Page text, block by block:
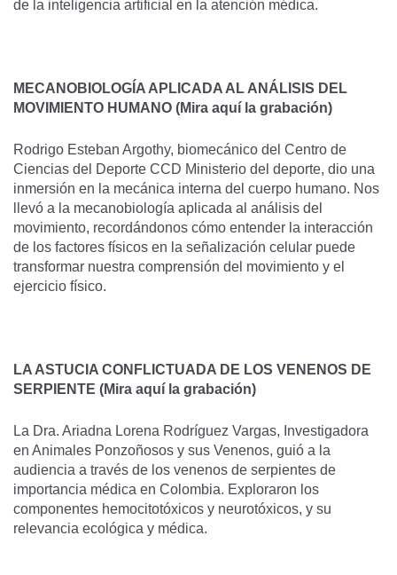
de la inteligencia artificial en la atención médica.
MECANOBIOLOGÍA APLICADA AL ANÁLISIS DEL
MOVIMIENTO HUMANO (Mira aquí la grabación)
Rodrigo Esteban Argothy, biomecánico del Centro de
Ciencias del Deporte CCD Ministerio del deporte, dio una
inmersión en la mecánica interna del cuerpo humano. Nos
llevó a la mecanobiología aplicada al análisis del
movimiento, recordándonos cómo entender la interacción
de los factores físicos en la señalización celular puede
transformar nuestra comprensión del movimiento y el
ejercicio físico.
LA ASTUCIA CONFLICTUADA DE LOS VENENOS DE
SERPIENTE (Mira aquí la grabación)
La Dra. Ariadna Lorena Rodríguez Vargas, Investigadora
en Animales Ponzoñosos y sus Venenos, guió a la
audiencia a través de los venenos de serpientes de
importancia médica en Colombia. Exploraron los
componentes hemocitotóxicos y neurotóxicos, y su
relevancia ecológica y médica.